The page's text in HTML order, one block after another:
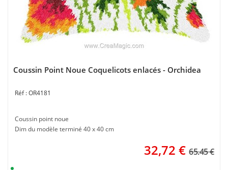
Coussin Point Noue Coquelicots enlacés - Orchidea
OR4181
Coussin point noue
Dim du modèle terminé 40 x 40 cm
32,72 € 65.45 €